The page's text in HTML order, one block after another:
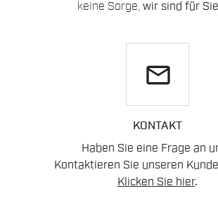
keine Sorge, wir sind für
email
KONTAKT
Haben Sie eine Frage an
Kontaktieren Sie unseren
Klicken Sie hier.